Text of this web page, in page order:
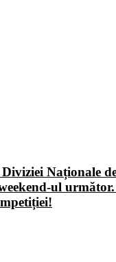
Naționale
ul următor.